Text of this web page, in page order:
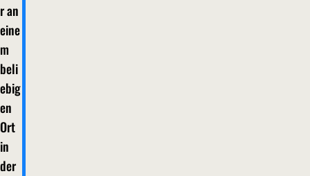
r an
eine
m
beli
ebig
en
Ort
in
der